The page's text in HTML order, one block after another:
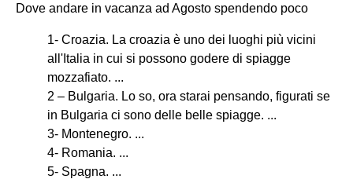
Dove andare in vacanza ad Agosto spendendo poco
1- Croazia. La croazia è uno dei luoghi più vicini
all'Italia in cui si possono godere di spiagge
mozzafiato. ...
2 – Bulgaria. Lo so, ora starai pensando, figurati se
in Bulgaria ci sono delle belle spiagge. ...
3- Montenegro. ...
4- Romania. ...
5- Spagna. ...